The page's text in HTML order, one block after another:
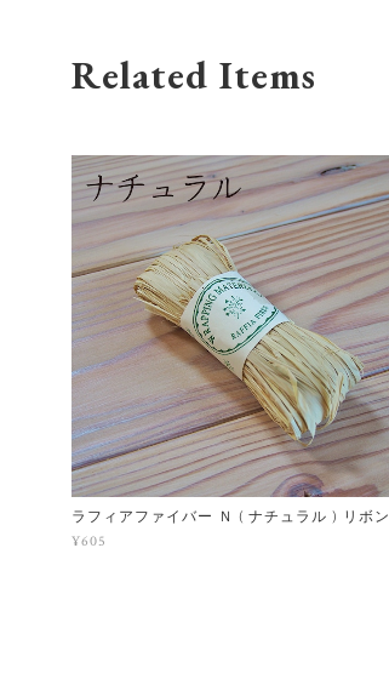
Related Items
ラフィアファイバー Ｎ ( ナチュラル ) リボン
¥605